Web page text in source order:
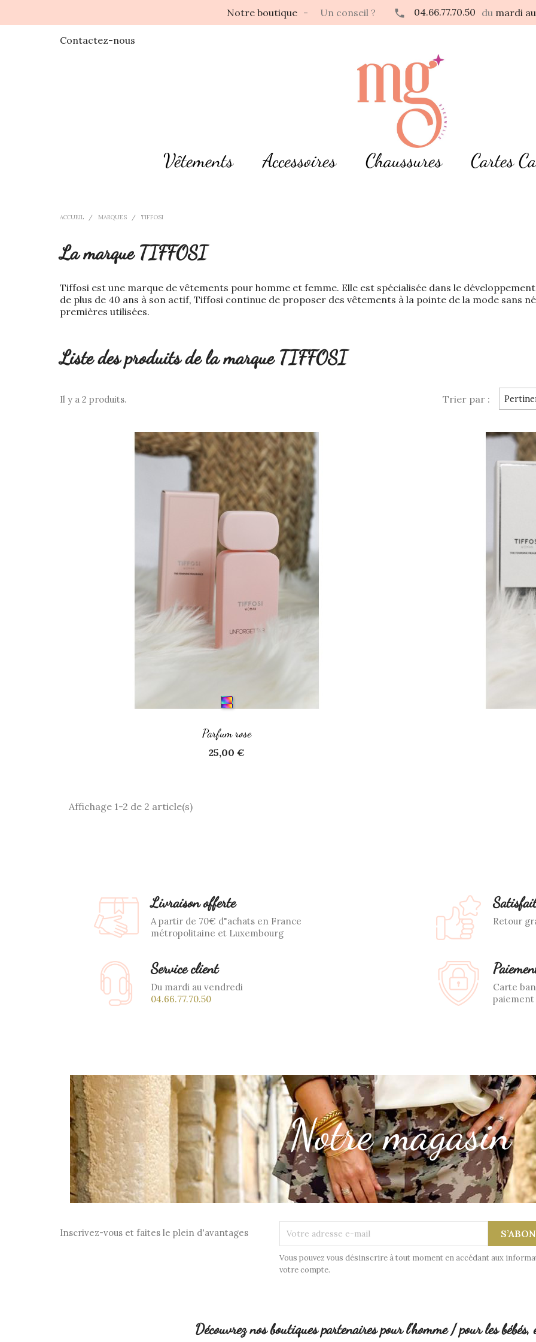
Notre boutique - Un conseil ? 04.66.77.70.50 du mardi
Contactez-nous
Vêtements Accessoires Chaussures Cartes
ACCUEIL MARQUES TIFFOSI
La marque TIFFOSI
Tiffosi est une marque de vêtements pour homme et femme. Elle est spécialisée dans le
de plus de 40 ans à son actif, Tiffosi continue de proposer des vêtements à la pointe de la mode sans
premières utilisées.
Liste des produits de la marque TIFFOSI
Il y a 2 produits. Trier par :
Parfum rose
Prix
25,00 €
Affichage 1-2 de 2 article(s)
Livraison offerte
A partir de 70€ d"achats en France
métropolitaine et Luxembourg
Retour
Service client
Du mardi au vendredi
04.66.77.70.50
Carte
Inscrivez-vous et faites le plein d'avantages
Vous pouvez vous désinscrire à tout moment en accédant aux
votre compte.
Découvrez nos boutiques partenaires pour l'homme / pour les bébés,